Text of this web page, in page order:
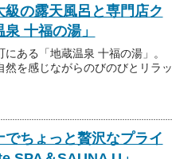
の露天風呂と専門店ク
十福の湯」
ある「地蔵温泉 十福の湯」。
を感じながらのびのびとリラッ
ちょっと贅沢なプライ